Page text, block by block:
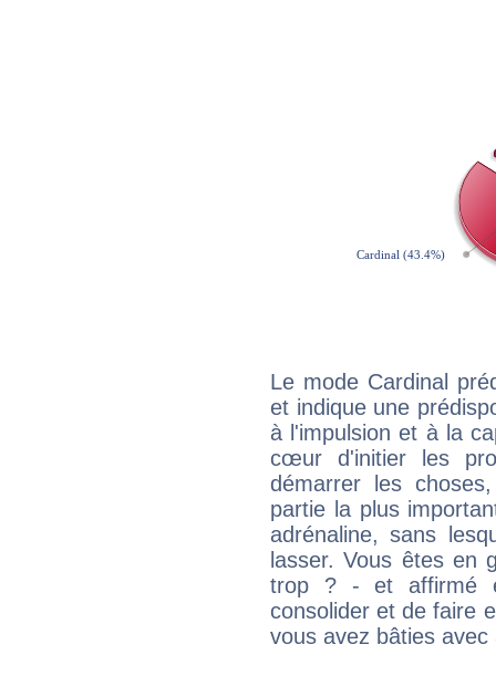
Le mode Cardinal
et indique une
à l'impulsion et à la
cœur d'initier les
démarrer les
partie la plus
adrénaline, sans
lasser. Vous êtes en
trop ? - et affirmé
consolider et de faire
vous avez bâties avec